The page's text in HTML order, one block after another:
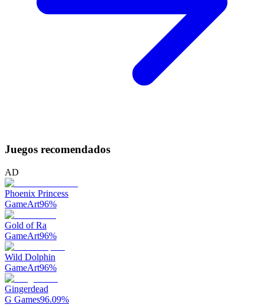
Juegos recomendados
AD
Phoenix Princess
GameArt96%
Gold of Ra
GameArt96%
Wild Dolphin
GameArt96%
Gingerdead
G Games96.09%